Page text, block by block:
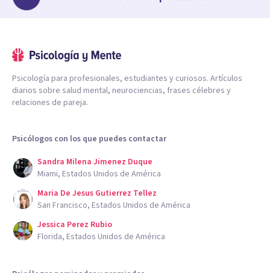
Psicología para profesionales, estudiantes y curiosos. Artículos
diarios sobre salud mental, neurociencias, frases célebres y
relaciones de pareja.
Psicólogos con los que puedes contactar
Sandra Milena Jimenez Duque
Miami, Estados Unidos de América
Maria De Jesus Gutierrez Tellez
San Francisco, Estados Unidos de América
Jessica Perez Rubio
Florida, Estados Unidos de América